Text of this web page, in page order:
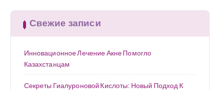
Свежие записи
Инновационное Лечение Акне Помогло
Казахстанцам
Секреты Гиалуроновой Кислоты: Новый Подход К